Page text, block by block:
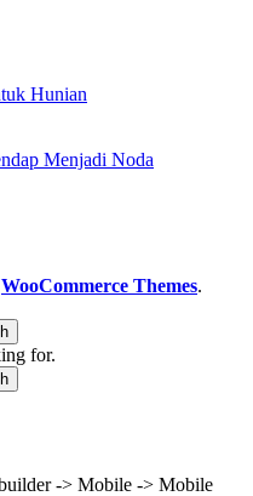
Hunian
Menjadi Noda
WooCommerce Themes.
for.
-> Mobile -> Mobile